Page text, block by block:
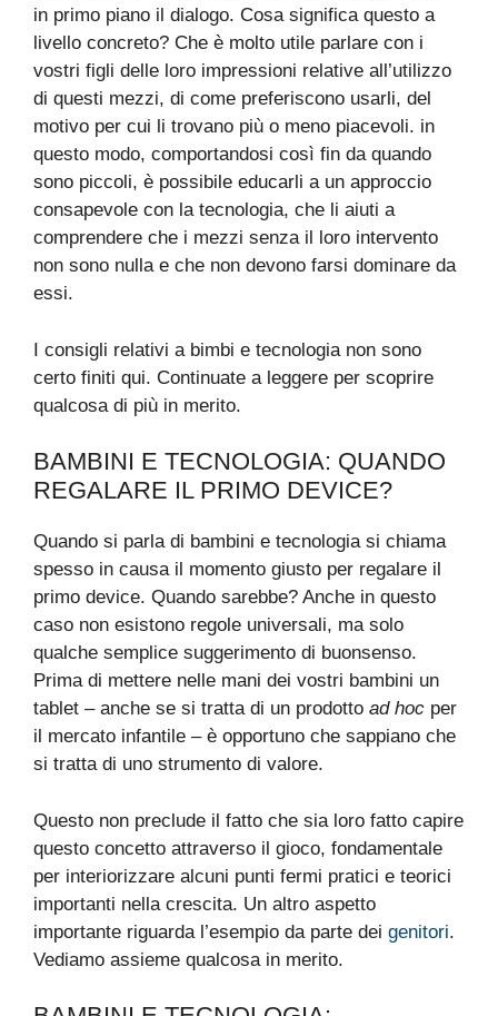
in primo piano il dialogo. Cosa significa questo a
livello concreto? Che è molto utile parlare con i
vostri figli delle loro impressioni relative all’utilizzo
di questi mezzi, di come preferiscono usarli, del
motivo per cui li trovano più o meno piacevoli. in
questo modo, comportandosi così fin da quando
sono piccoli, è possibile educarli a un approccio
consapevole con la tecnologia, che li aiuti a
comprendere che i mezzi senza il loro intervento
non sono nulla e che non devono farsi dominare da
essi.
I consigli relativi a bimbi e tecnologia non sono
certo finiti qui. Continuate a leggere per scoprire
qualcosa di più in merito.
BAMBINI E TECNOLOGIA: QUANDO
REGALARE IL PRIMO DEVICE?
Quando si parla di bambini e tecnologia si chiama
spesso in causa il momento giusto per regalare il
primo device. Quando sarebbe? Anche in questo
caso non esistono regole universali, ma solo
qualche semplice suggerimento di buonsenso.
Prima di mettere nelle mani dei vostri bambini un
tablet – anche se si tratta di un prodotto ad hoc per
il mercato infantile – è opportuno che sappiano che
si tratta di uno strumento di valore.
Questo non preclude il fatto che sia loro fatto capire
questo concetto attraverso il gioco, fondamentale
per interiorizzare alcuni punti fermi pratici e teorici
importanti nella crescita. Un altro aspetto
importante riguarda l’esempio da parte dei genitori.
Vediamo assieme qualcosa in merito.